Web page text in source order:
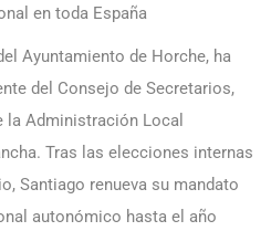
en toda España
Ayuntamiento de Horche, ha
del Consejo de Secretarios,
la Administración Local
Tras las elecciones internas
Santiago renueva su mandato
autonómico hasta el año